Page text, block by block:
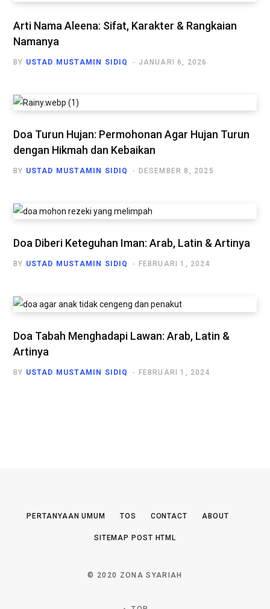
Arti Nama Aleena: Sifat, Karakter & Rangkaian
Namanya
BY USTAD MUSTAMIN SIDIQ JANUARI 6, 2026
Doa Turun Hujan: Permohonan Agar Hujan Turun
dengan Hikmah dan Kebaikan
BY USTAD MUSTAMIN SIDIQ DESEMBER 8, 2025
Doa Diberi Keteguhan Iman: Arab, Latin & Artinya
BY USTAD MUSTAMIN SIDIQ FEBRUARI 1, 2024
Doa Tabah Menghadapi Lawan: Arab, Latin &
Artinya
BY USTAD MUSTAMIN SIDIQ FEBRUARI 1, 2024
PERTANYAAN UMUM TOS CONTACT ABOUT
SITEMAP POST HTML
© 2020 ZONA SYARIAH